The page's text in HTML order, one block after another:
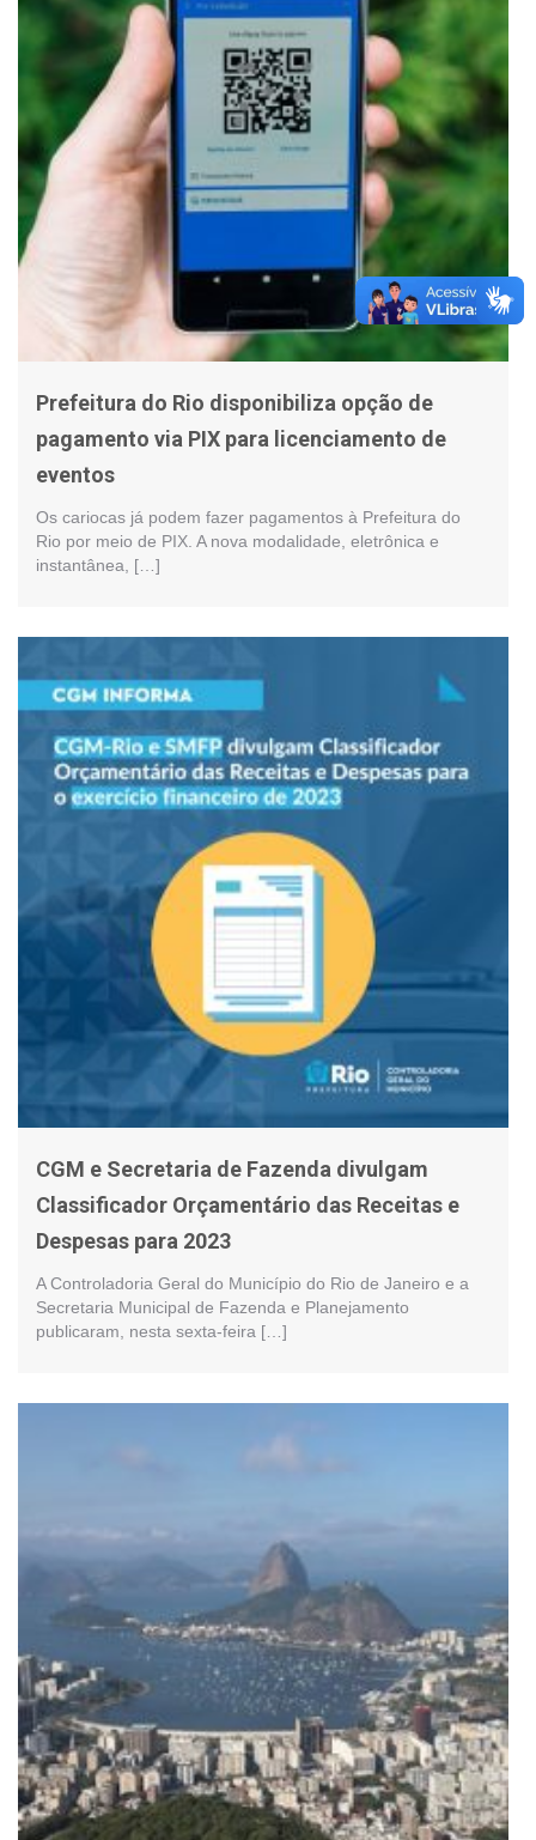
Prefeitura do Rio disponibiliza opção de
pagamento via PIX para licenciamento de
eventos
Os cariocas já podem fazer pagamentos à Prefeitura do
Rio por meio de PIX. A nova modalidade, eletrônica e
instantânea, […]
CGM e Secretaria de Fazenda divulgam
Classificador Orçamentário das Receitas e
Despesas para 2023
A Controladoria Geral do Município do Rio de Janeiro e a
Secretaria Municipal de Fazenda e Planejamento
publicaram, nesta sexta-feira […]